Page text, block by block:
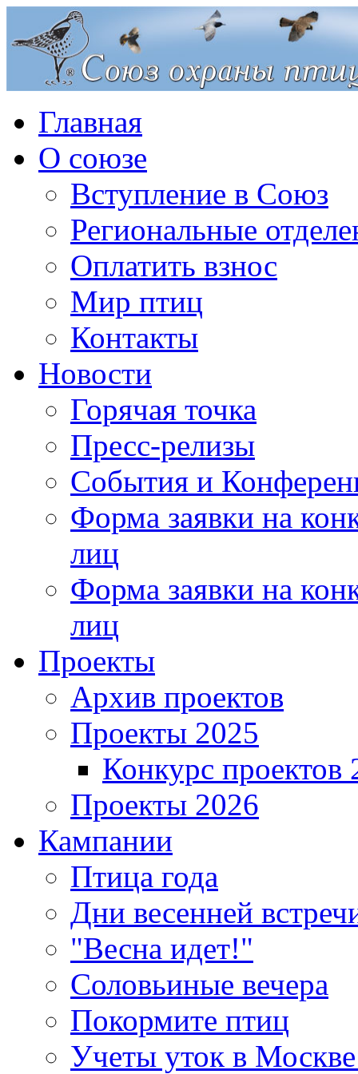
Главная
О союзе
Вступление в Союз
Региональные
Оплатить взнос
Мир птиц
Контакты
Новости
Горячая точка
Пресс-релизы
События и
Форма заявки на
лиц
Форма заявки на
лиц
Проекты
Архив проектов
Проекты 2025
Конкурс проектов
Проекты 2026
Кампании
Птица года
Дни весенней
"Весна идет!"
Соловьиные вечера
Покормите птиц
Учеты уток в